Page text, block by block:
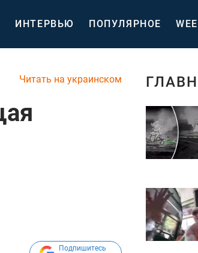
ИНТЕРВЬЮ ПОПУЛЯРНОЕ
Читать на украинском
Подпишитесь